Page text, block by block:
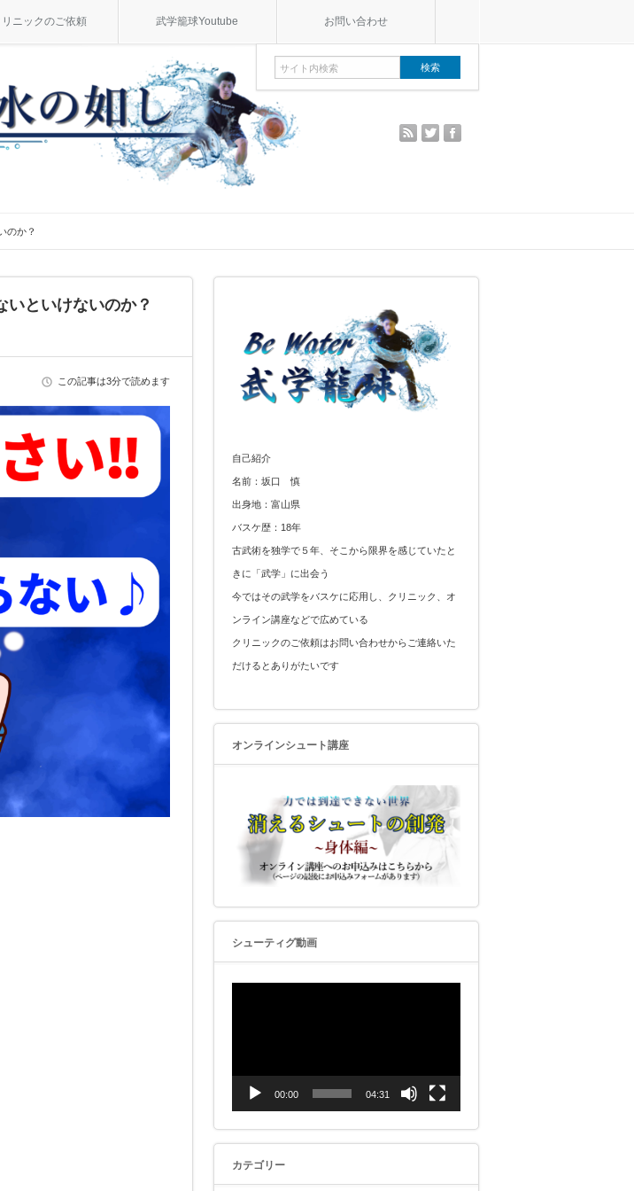
リニックのご依頼 武学籠球Youtube お問い合わせ
rss twitter
のか？
いといけないのか？
この記事は3分で読めます
自己紹介
名前：坂口 慎
出身地：富山県
バスケ歴：18年
古武術を独学で５年、そこから限界を感じていたと
きに「武学」に出会う
今ではその武学をバスケに応用し、クリニック、オ
ンライン講座などで広めている
クリニックのご依頼はお問い合わせからご連絡いた
だけるとありがたいです
オンラインシュート講座
シューティグ動画
00:00 04:31
カテゴリー